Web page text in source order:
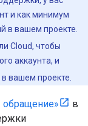
и как минимум
в вашем проекте.
Cloud, чтобы
аккаунта, и
вашем проекте.
обращение»
в